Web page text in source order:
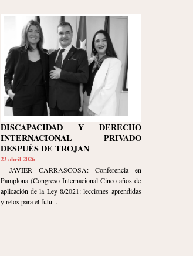
DISCAPACIDAD Y DERECHO
INTERNACIONAL PRIVADO
DESPUÉS DE TROJAN
23 abril 2026
- JAVIER CARRASCOSA: Conferencia en
Pamplona (Congreso Internacional Cinco años de
aplicación de la Ley 8/2021: lecciones aprendidas
y retos para el futu...